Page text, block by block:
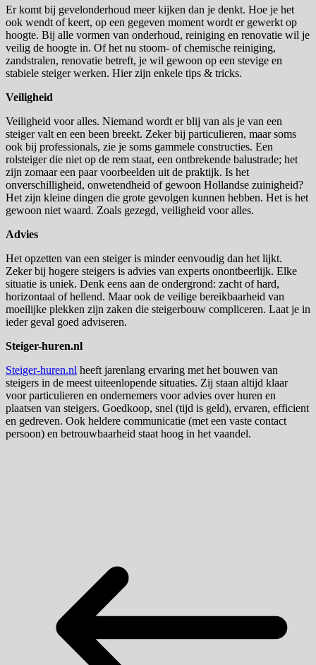
Er komt bij gevelonderhoud meer kijken dan je denkt. Hoe je het
ook wendt of keert, op een gegeven moment wordt er gewerkt op
hoogte. Bij alle vormen van onderhoud, reiniging en renovatie wil je
veilig de hoogte in. Of het nu stoom- of chemische reiniging,
zandstralen, renovatie betreft, je wil gewoon op een stevige en
stabiele steiger werken. Hier zijn enkele tips & tricks.
Veiligheid
Veiligheid voor alles. Niemand wordt er blij van als je van een
steiger valt en een been breekt. Zeker bij particulieren, maar soms
ook bij professionals, zie je soms gammele constructies. Een
rolsteiger die niet op de rem staat, een ontbrekende balustrade; het
zijn zomaar een paar voorbeelden uit de praktijk. Is het
onverschilligheid, onwetendheid of gewoon Hollandse zuinigheid?
Het zijn kleine dingen die grote gevolgen kunnen hebben. Het is het
gewoon niet waard. Zoals gezegd, veiligheid voor alles.
Advies
Het opzetten van een steiger is minder eenvoudig dan het lijkt.
Zeker bij hogere steigers is advies van experts onontbeerlijk. Elke
situatie is uniek. Denk eens aan de ondergrond: zacht of hard,
horizontaal of hellend. Maar ook de veilige bereikbaarheid van
moeilijke plekken zijn zaken die steigerbouw compliceren. Laat je in
ieder geval goed adviseren.
Steiger-huren.nl
Steiger-huren.nl heeft jarenlang ervaring met het bouwen van
steigers in de meest uiteenlopende situaties. Zij staan altijd klaar
voor particulieren en ondernemers voor advies over huren en
plaatsen van steigers. Goedkoop, snel (tijd is geld), ervaren, efficient
en gedreven. Ook heldere communicatie (met een vaste contact
persoon) en betrouwbaarheid staat hoog in het vaandel.